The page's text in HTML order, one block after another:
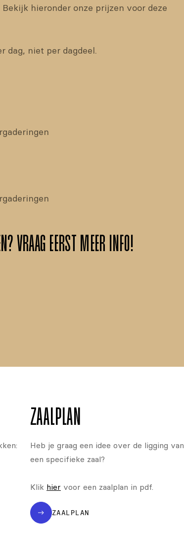
Bekijk hieronder onze prijzen voor deze
dag, niet per dagdeel.
VRAAG EERST MEER INFO!
ZAALPLAN
Heb je graag een idee over de ligging van
een specifieke zaal?
Klik hier voor een zaalplan in pdf.
ZAALPLAN